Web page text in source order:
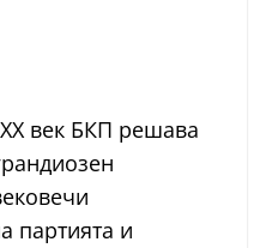
век БКП решава
партията и